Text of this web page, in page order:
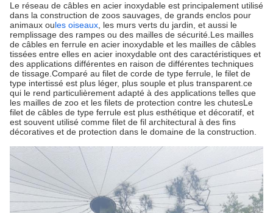
Le réseau de câbles en acier inoxydable est principalement utilisé
dans la construction de zoos sauvages, de grands enclos pour
animaux oules oiseaux , les murs verts du jardin, et aussi le
remplissage des rampes ou des mailles de sécurité.Les mailles
de câbles en ferrule en acier inoxydable et les mailles de câbles
tissées entre elles en acier inoxydable ont des caractéristiques et
des applications différentes en raison de différentes techniques
de tissage.Comparé au filet de corde de type ferrule, le filet de
type intertissé est plus léger, plus souple et plus transparent.ce
qui le rend particulièrement adapté à des applications telles que
les mailles de zoo et les filets de protection contre les chutesLe
filet de câbles de type ferrule est plus esthétique et décoratif, et
est souvent utilisé comme filet de fil architectural à des fins
décoratives et de protection dans le domaine de la construction.